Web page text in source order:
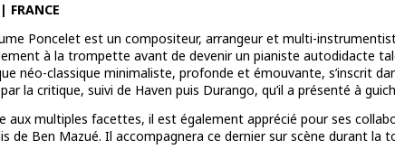
FRANCE
Poncelet est un compositeur, arrangeur et multi-
à la trompette avant de devenir un pianiste autodidacte
néo-classique minimaliste, profonde et émouvante, s’inscrit
la critique, suivi de Haven puis Durango, qu’il a présenté à
aux multiples facettes, il est également apprécié pour ses
de Ben Mazué. Il accompagnera ce dernier sur scène durant la